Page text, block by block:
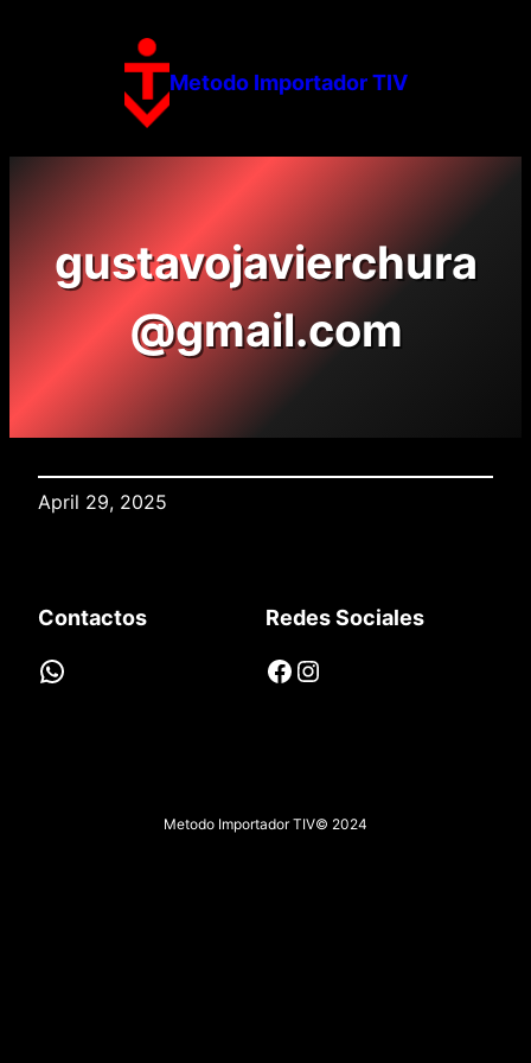
Metodo Importador TIV
gustavojavierchura
@gmail.com
April 29, 2025
Contactos
WhatsApp
Redes Sociales
Facebook Instagram
Metodo Importador TIV© 2024